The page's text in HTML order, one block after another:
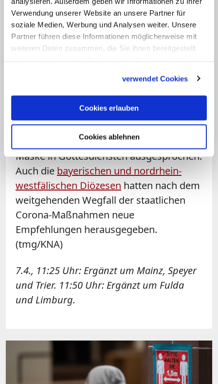
Verwendung unserer Website an unsere Partner für
soziale Medien, Werbung und Analysen weiter. Unsere
Partner führen diese Informationen möglicherweise mit
weiteren Daten zusammen, die Sie ihnen bereitgestellt
verwendet Cookies
Cookies erlauben
Cookies ablehnen
Freundeskreise zusammen kommen.
2020 und 2021 gab es jeweils strenge
Auflagen für die religiösen Feiern.
Zuletzt hatte dasErzbistum Hamburg
seine neuen Corona-Empfehlungen
veröffentlichtund sich weiterhin für
Mindestabstände und das Tragen einer
Maske in Gottesdiensten ausgesprochen.
Auch die bayerischen und nordrhein-
westfälischen Diözesen hatten nach dem
weitgehenden Wegfall der staatlichen
Corona-Maßnahmen neue
Empfehlungen herausgegeben.
(tmg/KNA)
7.4., 11:25 Uhr: Ergänzt um Mainz, Speyer
und Trier. 11:50 Uhr: Ergänzt um Fulda
und Limburg.